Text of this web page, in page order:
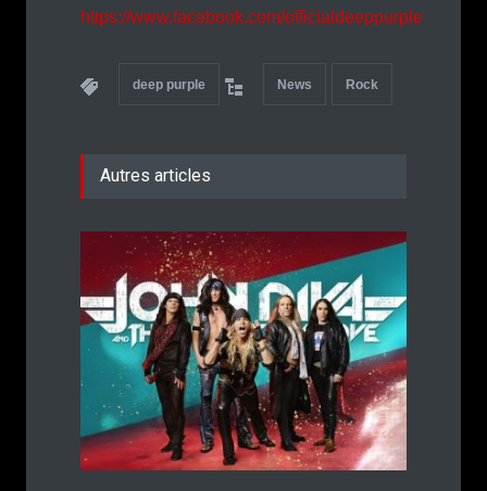
https://www.facebook.com/officialdeeppurple
deep purple News Rock
Autres articles